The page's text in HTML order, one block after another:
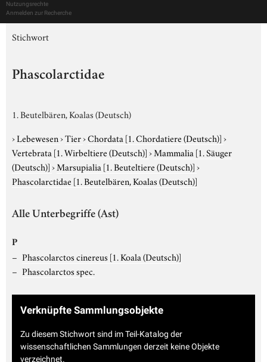
Nutzungsrechte
Anmelden zur Recherche
Stichwort
Phascolarctidae
1. Beutelbären, Koalas (Deutsch)
›Lebewesen›Tier›Chordata [1. Chordatiere (Deutsch)]›
Vertebrata [1. Wirbeltiere (Deutsch)]›Mammalia [1. Säuger
(Deutsch)]›Marsupialia [1. Beuteltiere (Deutsch)]›
Phascolarctidae [1. Beutelbären, Koalas (Deutsch)]
Alle Unterbegriffe (Ast)
P
Phascolarctos cinereus [1. Koala (Deutsch)]
Phascolarctos spec.
Verknüpfte Sammlungsobjekte
Zu diesem Stichwort sind im Teil-Katalog der
wissenschaftlichen Sammlungen derzeit keine Objekte
verzeichnet.